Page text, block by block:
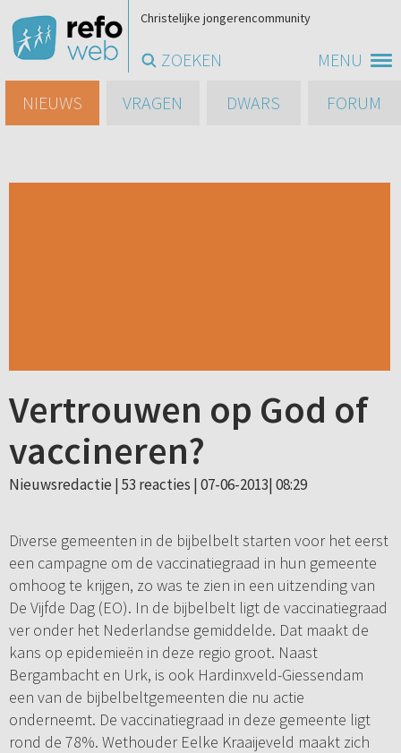
MENU
Christelijke jongerencommunity
ZOEKEN
NIEUWS
VRAGEN DWARS FORUM
Vertrouwen op God of
vaccineren?
Nieuwsredactie | 53 reacties | 07-06-2013| 08:29
Diverse gemeenten in de bijbelbelt starten voor het eerst
een campagne om de vaccinatiegraad in hun gemeente
omhoog te krijgen, zo was te zien in een uitzending van
De Vijfde Dag (EO). In de bijbelbelt ligt de vaccinatiegraad
ver onder het Nederlandse gemiddelde. Dat maakt de
kans op epidemieën in deze regio groot. Naast
Bergambacht en Urk, is ook Hardinxveld-Giessendam
een van de bijbelbeltgemeenten die nu actie
onderneemt. De vaccinatiegraad in deze gemeente ligt
rond de 78%. Wethouder Eelke Kraaijeveld maakt zich